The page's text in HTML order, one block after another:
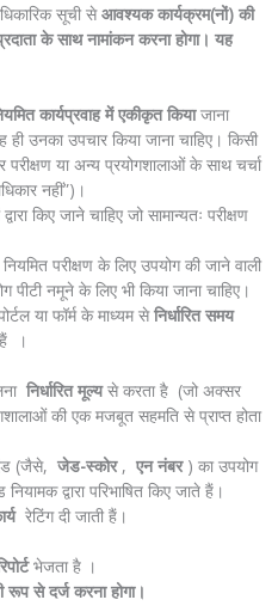
सूची सेआवश्यक कार्यक्रम(नों) की
के साथ नामांकन करना होगा। यह
कार्यप्रवाह में एकीकृत कियाजाना
उनका उपचार किया जाना चाहिए। किसी
परीक्षण या अन्य प्रयोगशालाओं के साथ चर्चा
नहीं”)।
किए जाने चाहिए जो सामान्यतः परीक्षण
नियमित परीक्षण के लिए उपयोग की जाने वाली
नमूने के लिए भी किया जाना चाहिए।
या फॉर्म के माध्यम सेनिर्धारित समय
।
निर्धारित मूल्यसे करता है (जो अक्सर
की एक मजबूत सहमति से प्राप्त होता
(जैसे,जेड-स्कोर,एन नंबर) का उपयोग
द्वारा परिभाषित किए जाते हैं।
रेटिंग दी जाती हैं।
भेजता है ।
रूप से दर्ज करना होगा।